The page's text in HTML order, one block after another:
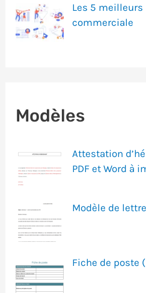
Les 5
commerciale
Modèles
Attestation
PDF et Word à
Modèle de
Fiche de poste